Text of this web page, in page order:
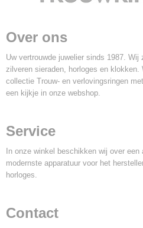
Over ons
Uw vertrouwde juwelier sinds 1987.
zilveren sieraden, horloges en klokken.
collectie Trouw- en verlovingsringen
een kijkje in onze webshop.
Service
In onze winkel beschikken wij over
modernste apparatuur voor het
horloges.
Contact